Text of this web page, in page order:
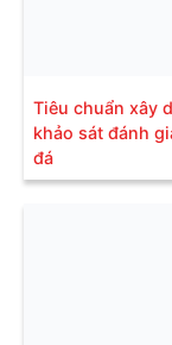
Tiêu chuẩn xây
khảo sát đánh
đá